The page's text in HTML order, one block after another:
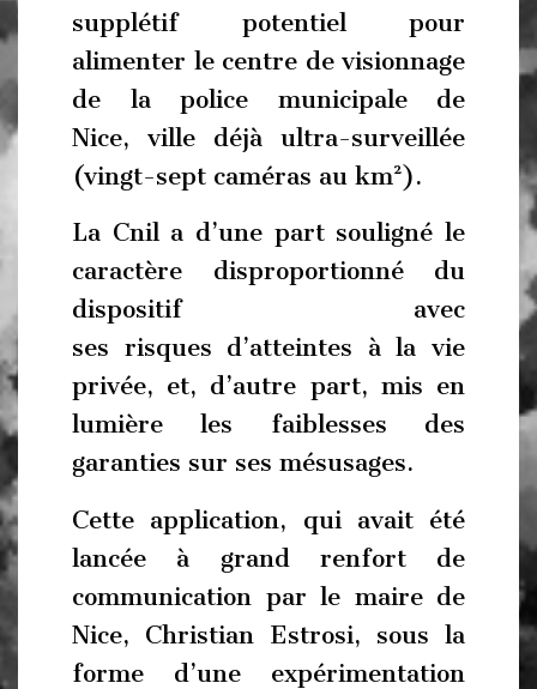
supplétif potentiel pour
alimenter le centre de visionnage
de la police municipale de
Nice, ville déjà ultra-surveillée
(vingt-sept caméras au km²).
La Cnil a d’une part souligné le
caractère disproportionné du
dispositif avec
ses risques d’atteintes à la vie
privée, et, d’autre part, mis en
lumière les faiblesses des
garanties sur ses mésusages.
Cette application, qui avait été
lancée à grand renfort de
communication par le maire de
Nice, Christian Estrosi, sous la
forme d’une expérimentation